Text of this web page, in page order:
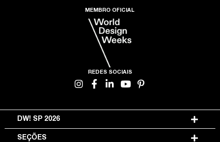
MEMBRO OFICIAL
REDES SOCIAIS
DW! SP 2026
SEÇÕES